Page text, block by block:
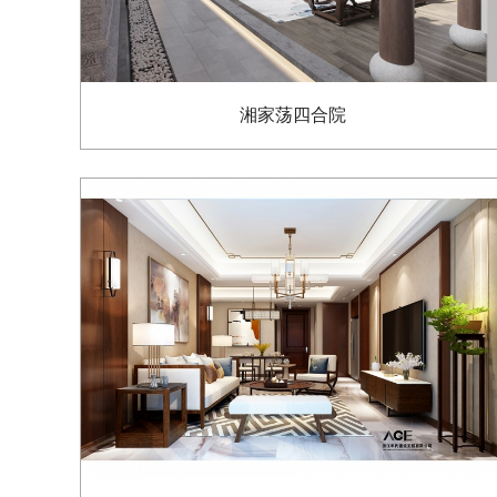
湘家荡四合院